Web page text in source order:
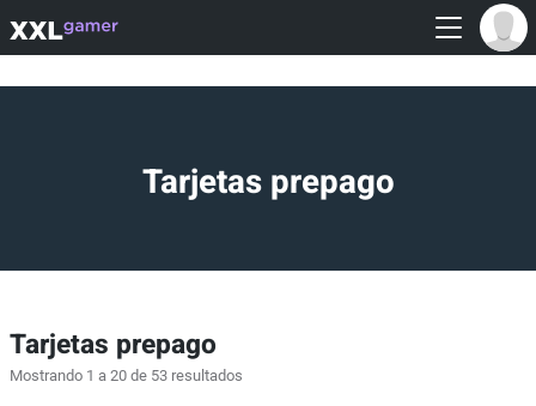
Tarjetas prepago
Tarjetas prepago
Mostrando 1 a 20 de 53 resultados